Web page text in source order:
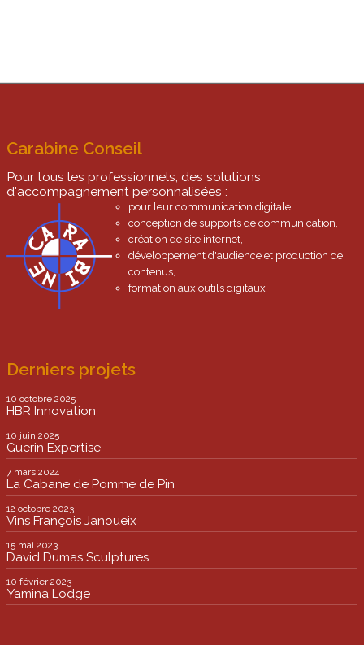
Carabine Conseil
Pour tous les professionnels, des solutions
d'accompagnement personnalisées :
pour leur communication digitale,
conception de supports de communication,
création de site internet,
développement d'audience et production de
contenus,
formation aux outils digitaux
Derniers projets
10 octobre 2025
HBR Innovation
10 juin 2025
Guerin Expertise
7 mars 2024
La Cabane de Pomme de Pin
12 octobre 2023
Vins François Janoueix
15 mai 2023
David Dumas Sculptures
10 février 2023
Yamina Lodge